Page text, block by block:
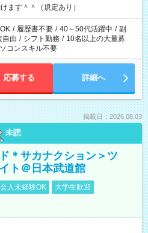
ます＾＾（規定あり）
/ 履歴書不要 / 40～50代活躍中 / 副
自由 / シフト勤務 / 10名以上の大量募
コンスキル不要
応募する 詳細へ
掲載日：2026.08.03
未読
＊サカナクション＞ツ
ト＠日本武道館
人未経験OK
大学生歓迎